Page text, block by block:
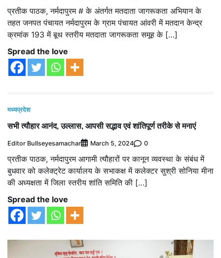
प्रतीक पाठक, नर्मदापुरम # के अंतर्गत मतदाता जागरूकता अभियान के
तहत जनपत पंचायत नर्मदापुरम के ग्राम पंचायत आंवरी में मतदान केन्द्र
क्रमांक 193 में बूथ स्तरीय मतदाता जागरूकता समूह के […]
Spread the love
मध्यप्रदेश
सभी त्यौहार आनंद, उल्लास, आपसी सद्भाव एवं शांतिपूर्ण तरीके से मनाएं
Editor Bullseyesamachar March 5, 2024 0
प्रतीक पाठक, नर्मदापुरम आगामी त्यौहारों पर कानून व्यवस्था के संबंध में
बुधवार को कलेक्ट्रेट कार्यालय के सभाकक्ष में कलेक्टर सुश्री सोनिया मीना
की अध्यक्षता में जिला स्तरीय शांति समिति की […]
Spread the love